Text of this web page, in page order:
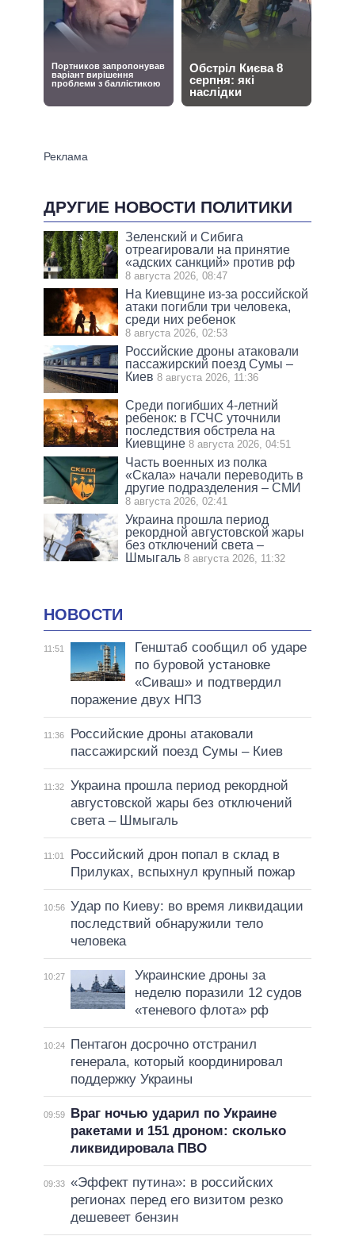
ДРУГИЕ НОВОСТИ ПОЛИТИКИ
Зеленский и Сибига
отреагировали на принятие
«адских санкций» против рф
8 августа 2026, 08:47
На Киевщине из-за российской
атаки погибли три человека,
среди них ребенок
8 августа 2026, 02:53
Российские дроны атаковали
пассажирский поезд Сумы –
Киев 8 августа 2026, 11:36
Среди погибших 4-летний
ребенок: в ГСЧС уточнили
последствия обстрела на
Киевщине 8 августа 2026, 04:51
Часть военных из полка
«Скала» начали переводить в
другие подразделения – СМИ
8 августа 2026, 02:41
Украина прошла период
рекордной августовской жары
без отключений света –
Шмыгаль 8 августа 2026, 11:32
НОВОСТИ
11:51
Генштаб сообщил об ударе
по буровой установке
«Сиваш» и подтвердил
поражение двух НПЗ
11:36
Российские дроны атаковали
пассажирский поезд Сумы – Киев
11:32
Украина прошла период рекордной
августовской жары без отключений
света – Шмыгаль
11:01
Российский дрон попал в склад в
Прилуках, вспыхнул крупный пожар
10:56 Удар по Киеву: во время ликвидации
последствий обнаружили тело
человека
10:27
Украинские дроны за
неделю поразили 12 судов
«теневого флота» рф
10:24
Пентагон досрочно отстранил
генерала, который координировал
поддержку Украины
09:59
Враг ночью ударил по Украине
ракетами и 151 дроном: сколько
ликвидировала ПВО
09:33 «Эффект путина»: в российских
регионах перед его визитом резко
дешевеет бензин